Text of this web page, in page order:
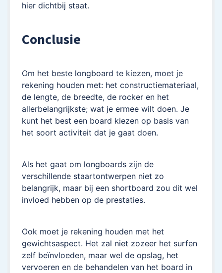
hier dichtbij staat.
Conclusie
Om het beste longboard te kiezen, moet je
rekening houden met: het constructiemateriaal,
de lengte, de breedte, de rocker en het
allerbelangrijkste; wat je ermee wilt doen. Je
kunt het best een board kiezen op basis van
het soort activiteit dat je gaat doen.
Als het gaat om longboards zijn de
verschillende staartontwerpen niet zo
belangrijk, maar bij een shortboard zou dit wel
invloed hebben op de prestaties.
Ook moet je rekening houden met het
gewichtsaspect. Het zal niet zozeer het surfen
zelf beïnvloeden, maar wel de opslag, het
vervoeren en de behandelen van het board in